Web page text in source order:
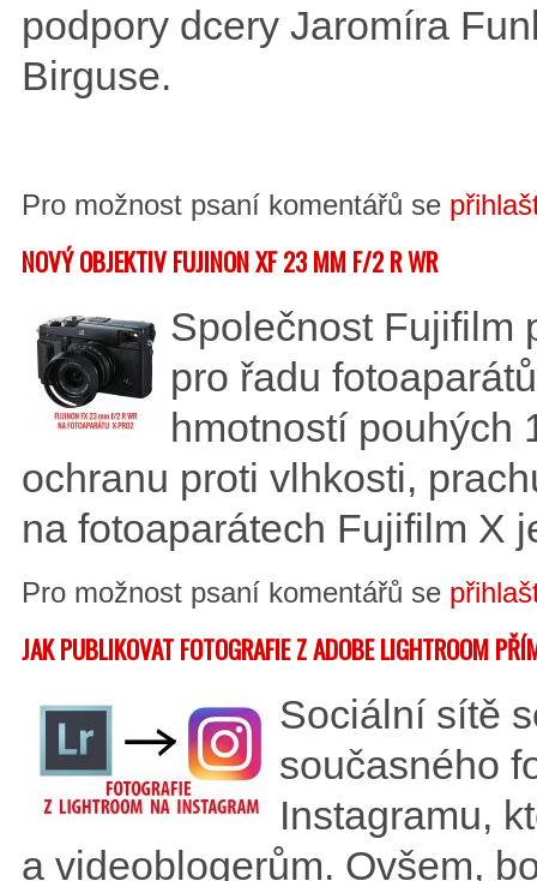
podpory dcery Jaromíra
Birguse.
Pro možnost psaní komentářů se
NOVÝ OBJEKTIV FUJINON XF 23 MM F/2 R WR
Společnost Fujifilm
pro řadu
hmotností pouhých
ochranu proti vlhkosti,
na fotoaparátech Fujifilm X
Pro možnost psaní komentářů se
JAK PUBLIKOVAT FOTOGRAFIE Z ADOBE LIGHTROOM
Sociální sítě
současného
Instagramu,
a videoblogerům. Ovšem,